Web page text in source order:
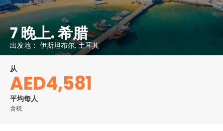
7 晚上. 希腊
出发地： 伊斯坦布尔, 土耳其
从
AED4,581
平均每人
含税
米克诺斯岛是基克拉迪群岛希腊群岛的热门旅游目的地，位于爱琴
海中部。在20世纪60年代，米克诺斯成为一个波西米亚风格的圣
地，现在是该国最闪亮的度假胜地之一，幸福地彰显其炙手可热的
风格和声誉。这个中央Cyclade多年来一直是同性恋旅行者的首选
重新塑造自己，尽管夜生活仍然非常适合同性恋，它是任何狂欢夜
晚的狂欢者的天堂。 Chora或Mykonos镇是岛上的主要城镇。它
充满了狭窄蜿蜒的街道，白色粉刷的建筑，蓝色装饰，餐厅，服装
和珠宝店，鱼市场和蔬菜市场。它是爱琴海最具国际化和拥挤的城
镇之一。除了乔拉，岛上还有另外一个城镇Ano Mera。 Ano